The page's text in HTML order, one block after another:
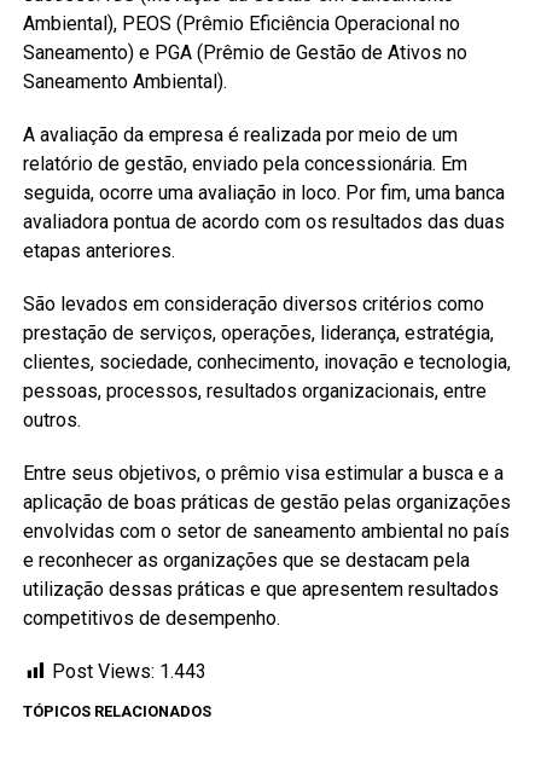
Ambiental), PEOS (Prêmio Eficiência Operacional no
Saneamento) e PGA (Prêmio de Gestão de Ativos no
Saneamento Ambiental).
A avaliação da empresa é realizada por meio de um
relatório de gestão, enviado pela concessionária. Em
seguida, ocorre uma avaliação in loco. Por fim, uma banca
avaliadora pontua de acordo com os resultados das duas
etapas anteriores.
São levados em consideração diversos critérios como
prestação de serviços, operações, liderança, estratégia,
clientes, sociedade, conhecimento, inovação e tecnologia,
pessoas, processos, resultados organizacionais, entre
outros.
Entre seus objetivos, o prêmio visa estimular a busca e a
aplicação de boas práticas de gestão pelas organizações
envolvidas com o setor de saneamento ambiental no país
e reconhecer as organizações que se destacam pela
utilização dessas práticas e que apresentem resultados
competitivos de desempenho.
Post Views: 1.443
TÓPICOS RELACIONADOS